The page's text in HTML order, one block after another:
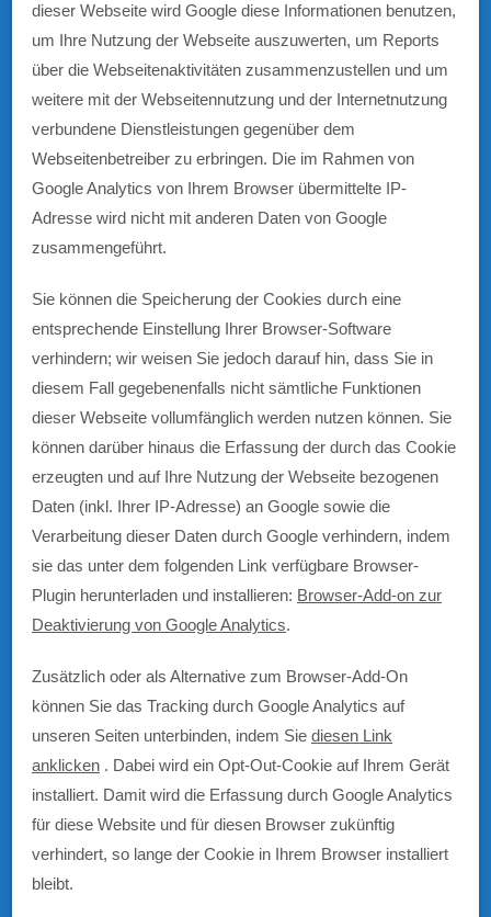
dieser Webseite wird Google diese Informationen benutzen,
um Ihre Nutzung der Webseite auszuwerten, um Reports
über die Webseitenaktivitäten zusammenzustellen und um
weitere mit der Webseitennutzung und der Internetnutzung
verbundene Dienstleistungen gegenüber dem
Webseitenbetreiber zu erbringen. Die im Rahmen von
Google Analytics von Ihrem Browser übermittelte IP-
Adresse wird nicht mit anderen Daten von Google
zusammengeführt.
Sie können die Speicherung der Cookies durch eine
entsprechende Einstellung Ihrer Browser-Software
verhindern; wir weisen Sie jedoch darauf hin, dass Sie in
diesem Fall gegebenenfalls nicht sämtliche Funktionen
dieser Webseite vollumfänglich werden nutzen können. Sie
können darüber hinaus die Erfassung der durch das Cookie
erzeugten und auf Ihre Nutzung der Webseite bezogenen
Daten (inkl. Ihrer IP-Adresse) an Google sowie die
Verarbeitung dieser Daten durch Google verhindern, indem
sie das unter dem folgenden Link verfügbare Browser-
Plugin herunterladen und installieren: Browser-Add-on zur
Deaktivierung von Google Analytics.
Zusätzlich oder als Alternative zum Browser-Add-On
können Sie das Tracking durch Google Analytics auf
unseren Seiten unterbinden, indem Sie diesen Link
anklicken . Dabei wird ein Opt-Out-Cookie auf Ihrem Gerät
installiert. Damit wird die Erfassung durch Google Analytics
für diese Website und für diesen Browser zukünftig
verhindert, so lange der Cookie in Ihrem Browser installiert
bleibt.